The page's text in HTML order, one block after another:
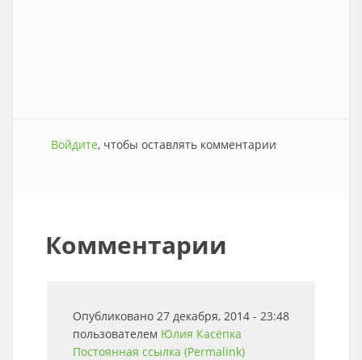
Войдите, чтобы оставлять комментарии
Комментарии
Опубликовано 27 декабря, 2014 - 23:48
пользователем Юлия Касёпка
Постоянная ссылка (Permalink)